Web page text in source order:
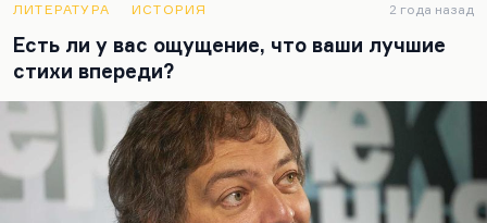
какую-то общую черту у моих жен или тех
женщин, с которыми у меня были долгие и
счастливые отношения, – это были женщины, с
которыми мне нравилось разговаривать, в
которых я находил не эхо, а именно гениальный
ответ, додумывание такое.
Иной раз Катька что-нибудь такое скажет, и
жить хочется. Что-нибудь…
ЛИТЕРАТУРА ИСТОРИЯ 2 года назад
Есть ли у вас ощущение, что ваши лучшие
стихи впереди?